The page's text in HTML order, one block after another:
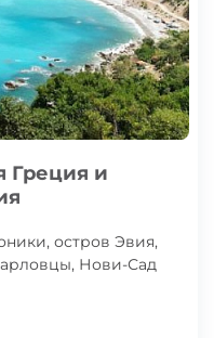
Греция и
остров Эвия,
Нови-Сад